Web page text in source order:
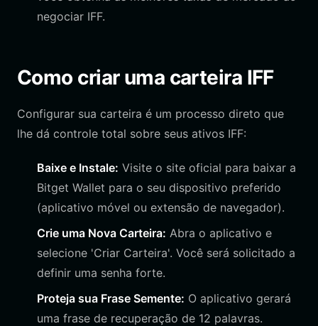
negociar IFF.
Como criar uma carteira IFF
Configurar sua carteira é um processo direto que
lhe dá controle total sobre seus ativos IFF:
Baixe e Instale: Visite o site oficial para baixar a
Bitget Wallet para o seu dispositivo preferido
(aplicativo móvel ou extensão de navegador).
Crie uma Nova Carteira: Abra o aplicativo e
selecione 'Criar Carteira'. Você será solicitado a
definir uma senha forte.
Proteja sua Frase Semente: O aplicativo gerará
uma frase de recuperação de 12 palavras.